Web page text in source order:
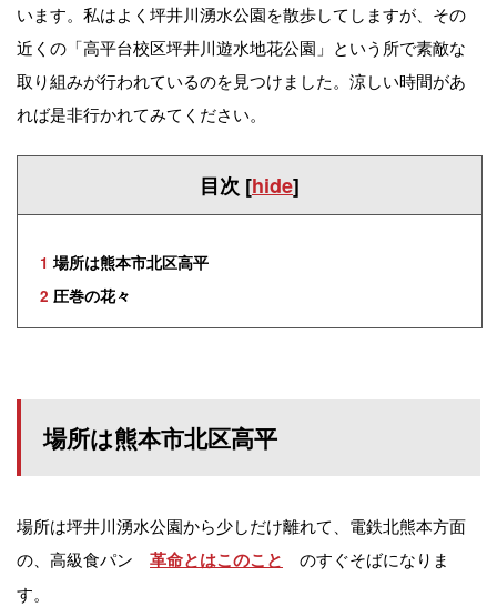
います。私はよく坪井川湧水公園を散歩してしますが、その
近くの「高平台校区坪井川遊水地花公園」という所で素敵な
取り組みが行われているのを見つけました。涼しい時間があ
れば是非行かれてみてください。
目次 [hide]
1 場所は熊本市北区高平
2 圧巻の花々
場所は熊本市北区高平
場所は坪井川湧水公園から少しだけ離れて、電鉄北熊本方面
の、高級食パン 革命とはこのこと のすぐそばになりま
す。